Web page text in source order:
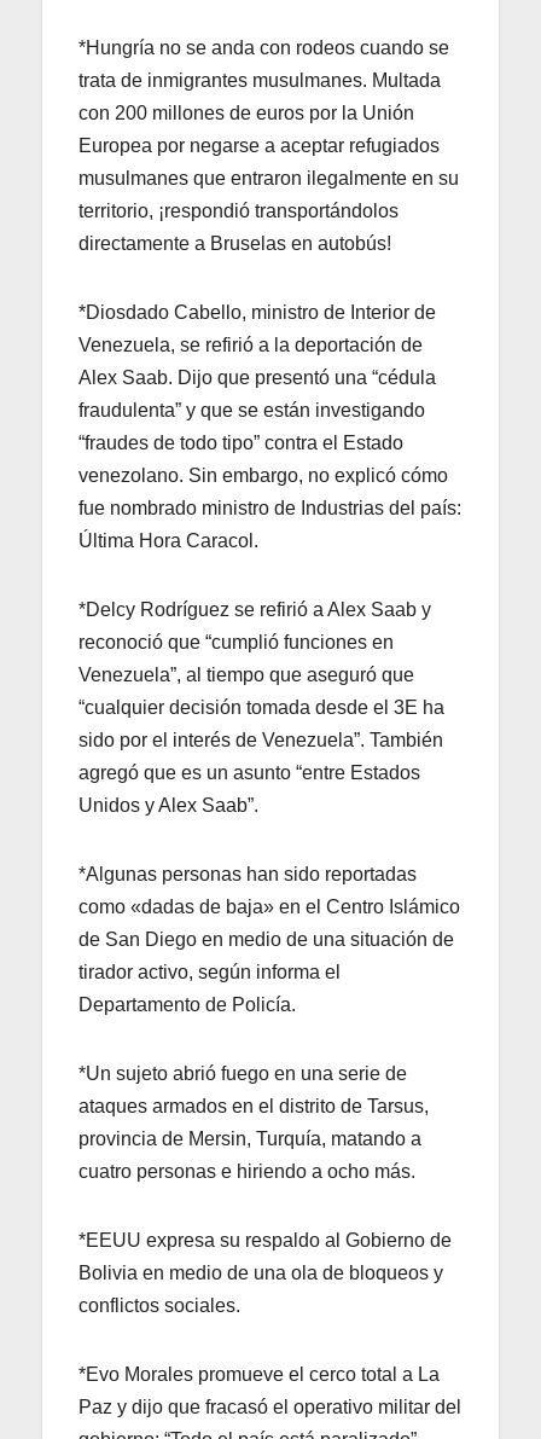
*Hungría no se anda con rodeos cuando se
trata de inmigrantes musulmanes. Multada
con 200 millones de euros por la Unión
Europea por negarse a aceptar refugiados
musulmanes que entraron ilegalmente en su
territorio, ¡respondió transportándolos
directamente a Bruselas en autobús!
*Diosdado Cabello, ministro de Interior de
Venezuela, se refirió a la deportación de
Alex Saab. Dijo que presentó una “cédula
fraudulenta” y que se están investigando
“fraudes de todo tipo” contra el Estado
venezolano. Sin embargo, no explicó cómo
fue nombrado ministro de Industrias del país:
Última Hora Caracol.
*Delcy Rodríguez se refirió a Alex Saab y
reconoció que “cumplió funciones en
Venezuela”, al tiempo que aseguró que
“cualquier decisión tomada desde el 3E ha
sido por el interés de Venezuela”. También
agregó que es un asunto “entre Estados
Unidos y Alex Saab”.
*Algunas personas han sido reportadas
como «dadas de baja» en el Centro Islámico
de San Diego en medio de una situación de
tirador activo, según informa el
Departamento de Policía.
*Un sujeto abrió fuego en una serie de
ataques armados en el distrito de Tarsus,
provincia de Mersin, Turquía, matando a
cuatro personas e hiriendo a ocho más.
*EEUU expresa su respaldo al Gobierno de
Bolivia en medio de una ola de bloqueos y
conflictos sociales.
*Evo Morales promueve el cerco total a La
Paz y dijo que fracasó el operativo militar del